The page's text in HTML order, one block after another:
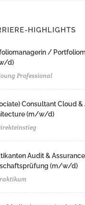
HIGHLIGHTS
/
d)
Professional
Consultant Cloud &
(m/w/d)​
Audit &
(m/w/d)